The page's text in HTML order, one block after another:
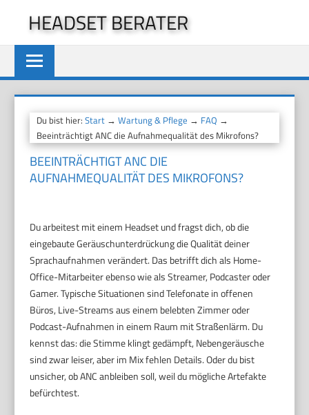
springen
HEADSET BERATER
Du bist hier:Start →Wartung & Pflege → FAQ →
Beeinträchtigt ANC die Aufnahmequalität des Mikrofons?
BEEINTRÄCHTIGT ANC DIE
AUFNAHMEQUALITÄT DES MIKROFONS?
Du arbeitest mit einem Headset und fragst dich, ob die
eingebaute Geräuschunterdrückung die Qualität deiner
Sprachaufnahmen verändert. Das betrifft dich als Home-
Office-Mitarbeiter ebenso wie als Streamer, Podcaster oder
Gamer. Typische Situationen sind Telefonate in offenen
Büros, Live-Streams aus einem belebten Zimmer oder
Podcast-Aufnahmen in einem Raum mit Straßenlärm. Du
kennst das: die Stimme klingt gedämpft, Nebengeräusche
sind zwar leiser, aber im Mix fehlen Details. Oder du bist
unsicher, ob ANC anbleiben soll, weil du mögliche Artefakte
befürchtest.